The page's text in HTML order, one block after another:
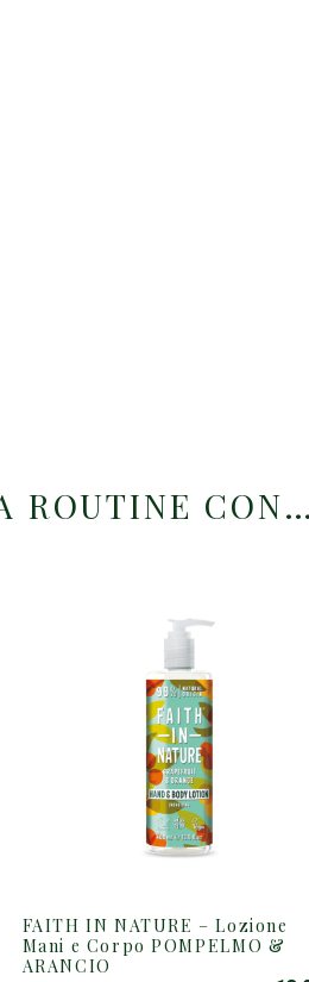
ROUTINE CON…
FAITH IN NATURE – Lozione
Mani e Corpo POMPELMO &
ARANCIO